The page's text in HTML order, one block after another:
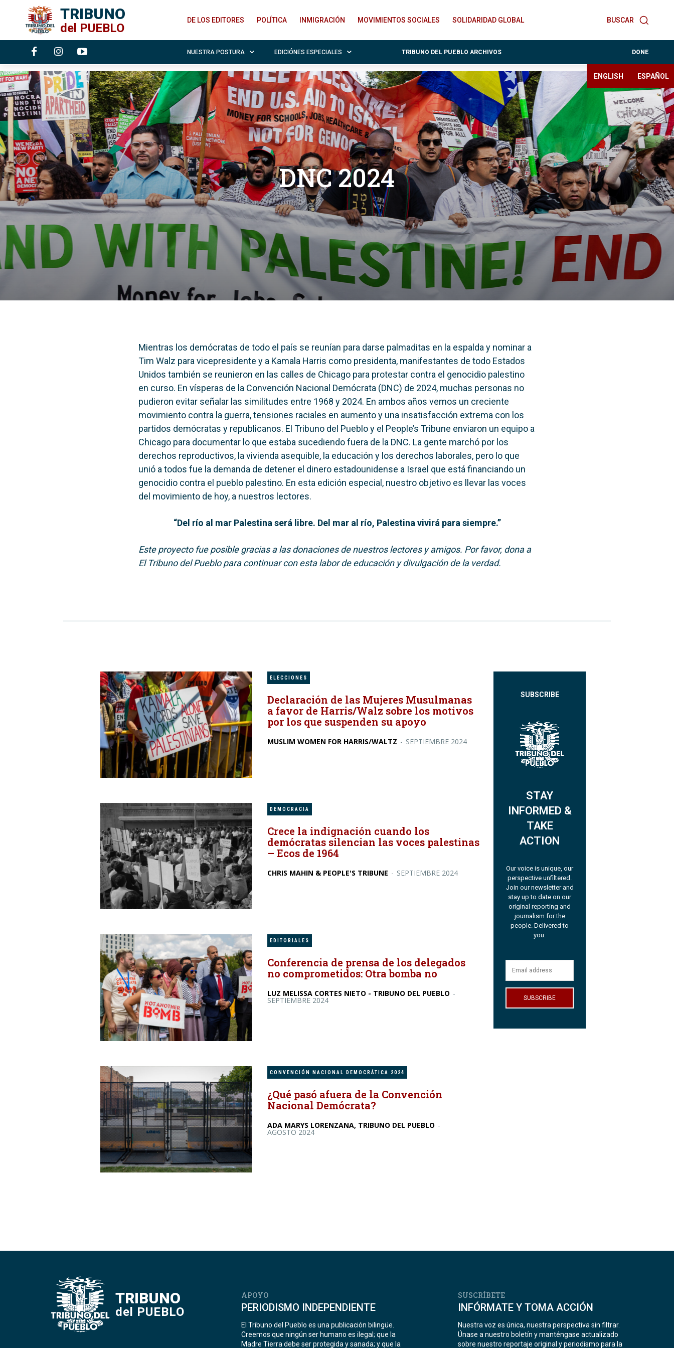
TRIBUNO
del PUEBLO
BUSCAR
DE LOS EDITORES POLÍTICA INMIGRACIÓN MOVIMIENTOS SOCIALES SOLIDARIDAD GLOBAL
NUESTRA POSTURA EDICIÓNES ESPECIALES TRIBUNO DEL PUEBLO ARCHIVOS DONE
ENGLISH ESPAÑOL
DNC 2024
Mientras los demócratas de todo el país se reunían para darse palmaditas en la espalda y nominar a
Tim Walz para vicepresidente y a Kamala Harris como presidenta, manifestantes de todo Estados
Unidos también se reunieron en las calles de Chicago para protestar contra el genocidio palestino
en curso. En vísperas de la Convención Nacional Demócrata (DNC) de 2024, muchas personas no
pudieron evitar señalar las similitudes entre 1968 y 2024. En ambos años vemos un creciente
movimiento contra la guerra, tensiones raciales en aumento y una insatisfacción extrema con los
partidos demócratas y republicanos. El Tribuno del Pueblo y el People’s Tribune enviaron un equipo a
Chicago para documentar lo que estaba sucediendo fuera de la DNC. La gente marchó por los
derechos reproductivos, la vivienda asequible, la educación y los derechos laborales, pero lo que
unió a todos fue la demanda de detener el dinero estadounidense a Israel que está financiando un
genocidio contra el pueblo palestino. En esta edición especial, nuestro objetivo es llevar las voces
del movimiento de hoy, a nuestros lectores.
“Del río al mar Palestina será libre. Del mar al río, Palestina vivirá para siempre.”
Este proyecto fue posible gracias a las donaciones de nuestros lectores y amigos. Por favor, dona a
El Tribuno del Pueblo para continuar con esta labor de educación y divulgación de la verdad.
ELECCIONES
Declaración de las Mujeres Musulmanas
a favor de Harris/Walz sobre los motivos
por los que suspenden su apoyo
MUSLIM WOMEN FOR HARRIS/WALTZ - SEPTIEMBRE 2024
DEMOCRACIA
Crece la indignación cuando los
demócratas silencian las voces palestinas
– Ecos de 1964
CHRIS MAHIN & PEOPLE'S TRIBUNE - SEPTIEMBRE 2024
EDITORIALES
Conferencia de prensa de los delegados
no comprometidos: Otra bomba no
LUZ MELISSA CORTES NIETO - TRIBUNO DEL PUEBLO -
SEPTIEMBRE 2024
CONVENCIÓN NACIONAL DEMOCRÁTICA 2024
¿Qué pasó afuera de la Convención
Nacional Demócrata?
ADA MARYS LORENZANA, TRIBUNO DEL PUEBLO -
AGOSTO 2024
SUBSCRIBE
STAY
INFORMED &
TAKE
ACTION
Our voice is unique, our
perspective unfiltered.
Join our newsletter and
stay up to date on our
original reporting and
journalism for the
people. Delivered to
you.
SUBSCRIBE
TRIBUNO
del PUEBLO
APOYO
PERIODISMO INDEPENDIENTE
El Tribuno del Pueblo es una publicación bilingüe.
Creemos que ningún ser humano es ilegal; que la
Madre Tierra debe ser protegida y sanada; y que la
SUSCRÍBETE
INFÓRMATE Y TOMA ACCIÓN
Nuestra voz es única, nuestra perspectiva sin filtrar.
Únase a nuestro boletín y manténgase actualizado
sobre nuestro reportaje original y periodismo para la